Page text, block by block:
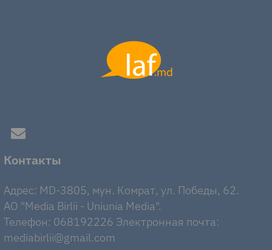
Контакты
Адрес: MD-3805, мун. Комрат, ул. Победы, 62.
AO "Media Birlii - Uniunia Media".
Телефон: 068192226 Электронная почта:
mediabirlii@gmail.com